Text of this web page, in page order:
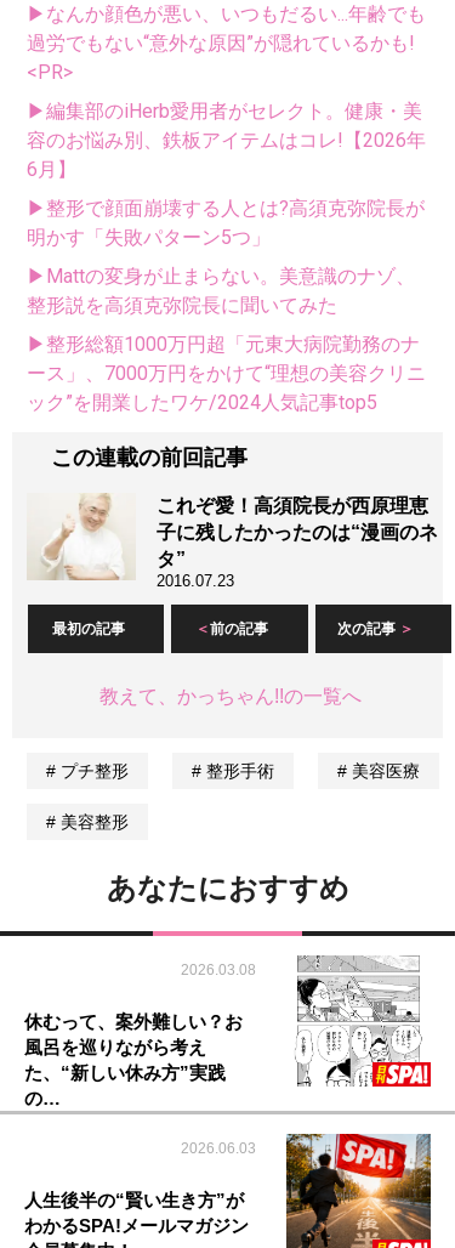
▶なんか顔色が悪い、いつもだるい...年齢でも
過労でもない“意外な原因”が隠れているかも!
<PR>
▶編集部のiHerb愛用者がセレクト。健康・美
容のお悩み別、鉄板アイテムはコレ!【2026年
6月】
▶整形で顔面崩壊する人とは?高須克弥院長が
明かす「失敗パターン5つ」
▶Mattの変身が止まらない。美意識のナゾ、
整形説を高須克弥院長に聞いてみた
▶整形総額1000万円超「元東大病院勤務のナ
ース」、7000万円をかけて“理想の美容クリニ
ック”を開業したワケ/2024人気記事top5
この連載の前回記事
これぞ愛！高須院長が西原理恵
子に残したかったのは“漫画のネ
タ”
2016.07.23
最初の記事 前の記事 次の記事
教えて、かっちゃん!!の一覧へ
プチ整形 整形手術 美容医療
美容整形
あなたにおすすめ
2026.03.08
休むって、案外難しい？お
風呂を巡りながら考え
た、“新しい休み方”実践
の…
2026.06.03
人生後半の“賢い生き方”が
わかるSPA!メールマガジン